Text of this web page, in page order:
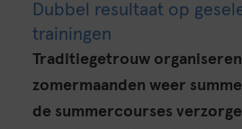
Dubbel resultaat op
trainingen
Traditiegetrouw
zomermaanden weer
de summercourses